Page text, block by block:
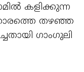
കളിക്കുന്ന
തഴഞ്ഞ
ഗാംഗുലി